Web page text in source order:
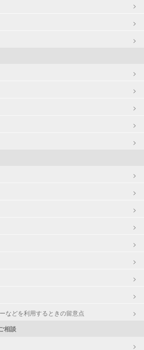
などを利用するときの留意点
相談